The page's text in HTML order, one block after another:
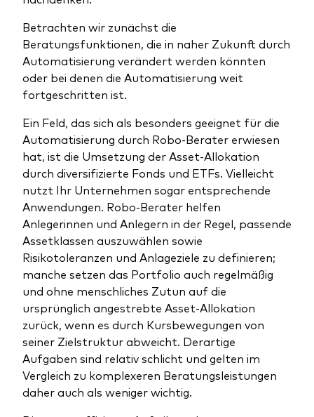
Betrachten wir zunächst die
Beratungsfunktionen, die in naher Zukunft durch
Automatisierung verändert werden könnten
oder bei denen die Automatisierung weit
fortgeschritten ist.
Ein Feld, das sich als besonders geeignet für die
Automatisierung durch Robo-Berater erwiesen
hat, ist die Umsetzung der Asset-Allokation
durch diversifizierte Fonds und ETFs. Vielleicht
nutzt Ihr Unternehmen sogar entsprechende
Anwendungen. Robo-Berater helfen
Anlegerinnen und Anlegern in der Regel, passende
Assetklassen auszuwählen sowie
Risikotoleranzen und Anlageziele zu definieren;
manche setzen das Portfolio auch regelmäßig
und ohne menschliches Zutun auf die
ursprünglich angestrebte Asset-Allokation
zurück, wenn es durch Kursbewegungen von
seiner Zielstruktur abweicht. Derartige
Aufgaben sind relativ schlicht und gelten im
Vergleich zu komplexeren Beratungsleistungen
daher auch als weniger wichtig.